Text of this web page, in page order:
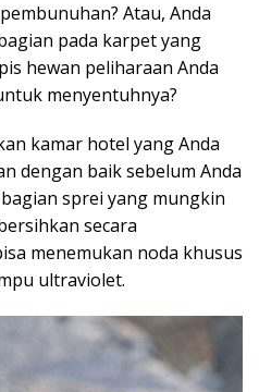
Atau, Anda
pada karpet yang
hewan peliharaan Anda
menyentuhnya?
kamar hotel yang Anda
dengan baik sebelum Anda
sprei yang mungkin
secara
menemukan noda khusus
ultraviolet.